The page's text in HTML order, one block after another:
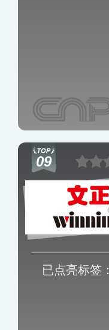
09
已点亮标签：